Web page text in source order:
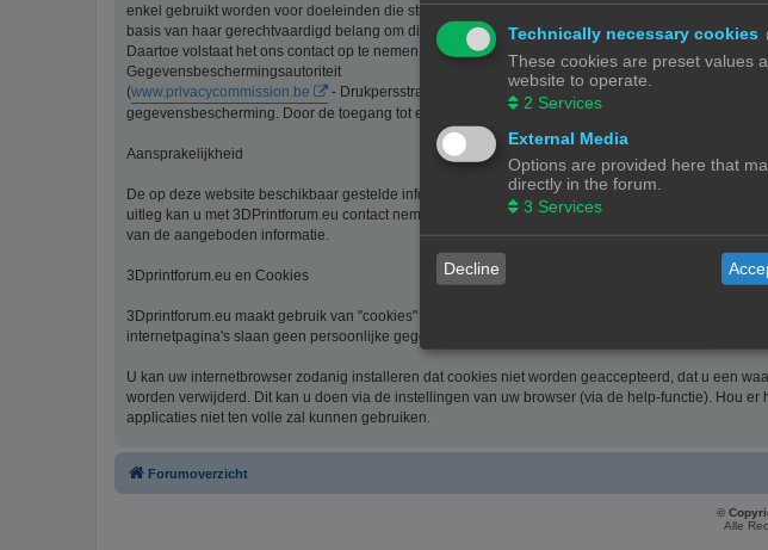
enkel gebruikt worden voor doeleinden die strikt aansluiten bij de dienstverlening van en door
basis van haar gerechtvaardigd belang om diensten te verlenen en u hiervoor te contacteren.
Daartoe volstaat het ons contact op te nemen via de contact link. Bent u het niet eens met de
Gegevensbeschermingsautoriteit
(www.privacycommission.be
- Drukpersstraat 35 te 1000 Brussel). Meer informatie over de
gegevensbescherming. Door de toegang tot en het gebruik van de website verklaart u zich
Aansprakelijkheid
De op deze website beschikbaar gestelde informatie is met de grootste zorg samengesteld.
uitleg kan u met 3DPrintforum.eu contact nemen via de contact link. Gelet op onze
van de aangeboden informatie.
3Dprintforum.eu en Cookies
3Dprintforum.eu maakt gebruik van "cookies" om uw bezoek aan onze website zo optimaal
internetpagina's slaan geen persoonlijke gegevens op.
U kan uw internetbrowser zodanig installeren dat cookies niet worden geaccepteerd, dat u een
worden verwijderd. Dit kan u doen via de instellingen van uw browser (via de help-functie). Hou
applicaties niet ten volle zal kunnen gebruiken.
Forumoverzicht
©
Alle
Technically necessary cookies
These cookies are preset values
website to operate.
2 Services
External Media
Options are provided here that
directly in the forum.
3 Services
Decline